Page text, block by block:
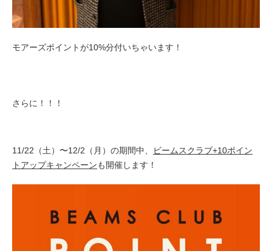
モアーズポイントが10%分付いちゃいます！
さらに！！！
11/22（土）〜12/2（月）の期間中、
ビームスクラブ+10ポイン
トアップキャンペーンも開催します！